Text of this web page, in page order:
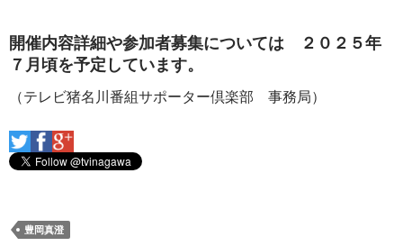
開催内容詳細や参加者募集については ２０２５年
７月頃を予定しています。
（テレビ猪名川番組サポーター倶楽部 事務局）
豊岡真澄